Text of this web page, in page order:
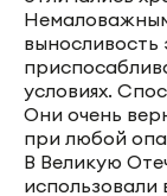
условиях.
Они очень
при любой
В Великую
использовали